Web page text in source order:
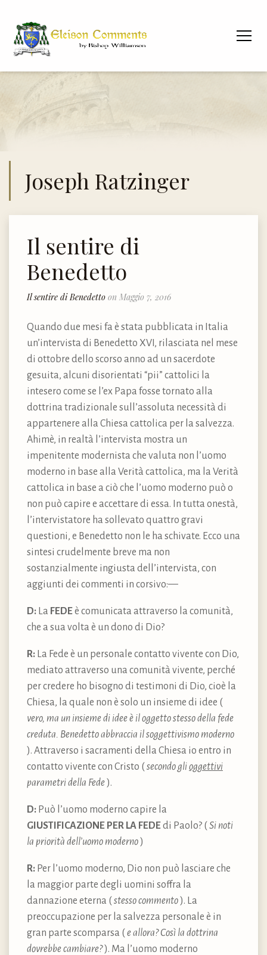
Joseph Ratzinger
Il sentire di
Benedetto
Il sentire di Benedetto on Maggio 7, 2016
Quando due mesi fa è stata pubblicata in Italia
un’intervista di Benedetto XVI, rilasciata nel mese
di ottobre dello scorso anno ad un sacerdote
gesuita, alcuni disorientati “pii” cattolici la
intesero come se l’ex Papa fosse tornato alla
dottrina tradizionale sull’assoluta necessità di
appartenere alla Chiesa cattolica per la salvezza.
Ahimè, in realtà l’intervista mostra un
impenitente modernista che valuta non l’uomo
moderno in base alla Verità cattolica, ma la Verità
cattolica in base a ciò che l’uomo moderno può o
non può capire e accettare di essa. In tutta onestà,
l’intervistatore ha sollevato quattro gravi
questioni, e Benedetto non le ha schivate. Ecco una
sintesi crudelmente breve ma non
sostanzialmente ingiusta dell’intervista, con
aggiunti dei commenti in corsivo: —
D: La FEDEè comunicata attraverso la comunità,
che a sua volta è un dono di Dio?
R: La Fede è un personale contatto vivente con Dio,
mediato attraverso una comunità vivente, perché
per credere ho bisogno di testimoni di Dio, cioè la
Chiesa, la quale non è solo un insieme di idee (
vero, ma un insieme di idee è il oggetto stesso della fede
creduta. Benedetto abbraccia il soggettivismo moderno
). Attraverso i sacramenti della Chiesa io entro in
contatto vivente con Cristo ( secondo glioggettivi
parametri della Fede).
D: Può l’uomo moderno capire la
GIUSTIFICAZIONE PER LA FEDEdi Paolo? ( Si noti
la priorità dell’uomo moderno)
R: Per l’uomo moderno, Dio non può lasciare che
la maggior parte degli uomini soffra la
dannazione eterna ( stesso commento). La
preoccupazione per la salvezza personale è in
gran parte scomparsa ( e allora? Così la dottrina
dovrebbe cambiare?). Ma l’uomo moderno